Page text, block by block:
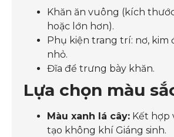
Khăn ăn vuông (kích
hoặc lớn hơn).
Phụ kiện trang trí: nơ, kim
nhỏ.
Đĩa để trưng bày khăn.
Lựa chọn màu
Màu xanh lá cây: Kết hợp
tạo không khí Giáng sinh.